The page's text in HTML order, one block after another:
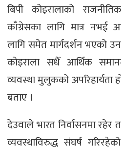
बिपी कोइरालाको
काँग्रेसका लागि मात्र नभई
लागि समेत मार्गदर्शन भएको
कोइराला सधैँ आर्थिक
व्यवस्था मुलुकको अपरिहार्यता
बताए ।
देउवाले भारत निर्वासनमा रहेर
व्यवस्थाविरुद्ध संघर्ष